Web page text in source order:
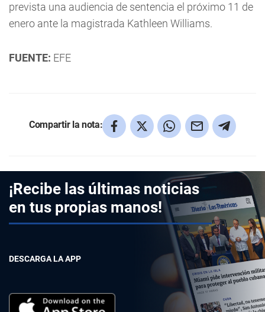
prevista una audiencia de sentencia el próximo 11 de
enero ante la magistrada Kathleen Williams.
FUENTE: EFE
Compartir la nota:
¡Recibe las últimas noticias
en tus propias manos!
DESCARGA LA APP